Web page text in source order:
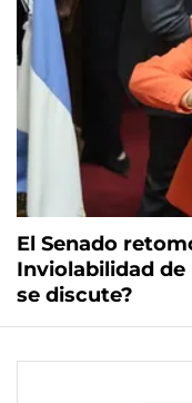
El Senado
Inviolabilidad de
se discute?